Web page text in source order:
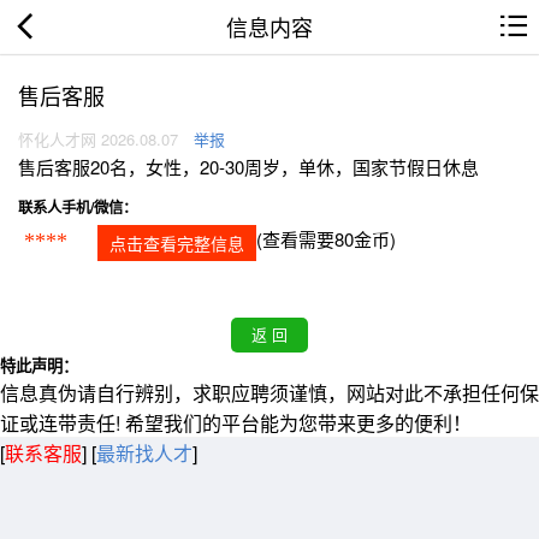
信息内容
售后客服
怀化人才网 2026.08.07 举报
售后客服20名，女性，20-30周岁，单休，国家节假日休息
联系人手机/微信：
**** 点击查看完整信息 (查看需要80金币)
特此声明：
信息真伪请自行辨别，求职应聘须谨慎，网站对此不承担任何保
证或连带责任! 希望我们的平台能为您带来更多的便利！
[联系客服] [最新找人才]